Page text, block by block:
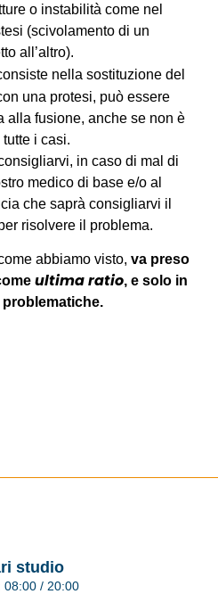
o instabilità come nel
(scivolamento di un
all’altro).
nella sostituzione del
una protesi, può essere
alla fusione, anche se non è
i casi.
in caso di mal di
medico di base e/o al
che saprà consigliarvi il
risolvere il problema.
abbiamo visto, va preso
ultima ratio, e solo in
studio
08:00 / 20:00